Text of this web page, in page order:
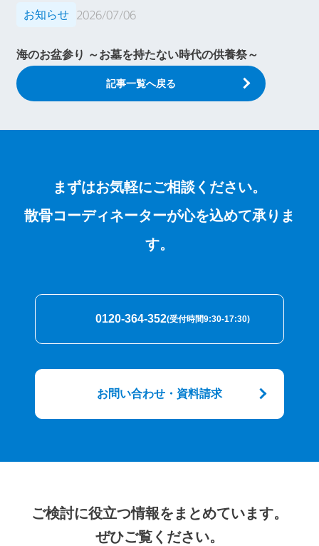
お知らせ 2026/07/06
海のお盆参り ～お墓を持たない時代の供養祭～
記事一覧へ戻る
まずはお気軽にご相談ください。
散骨コーディネーターが心を込めて承りま
す。
0120-364-352(受付時間9:30-17:30)
お問い合わせ・資料請求
ご検討に役立つ情報をまとめています。
ぜひご覧ください。